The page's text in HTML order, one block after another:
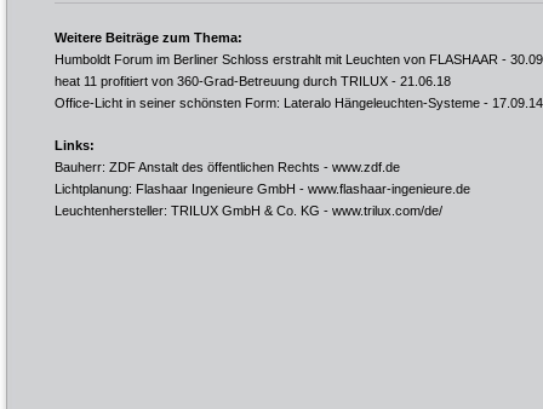
Weitere Beiträge zum Thema:
Humboldt Forum im Berliner Schloss erstrahlt mit Leuchten von FLASHAAR -
heat 11 profitiert von 360-Grad-Betreuung durch TRILUX - 21.06.18
Office-Licht in seiner schönsten Form: Lateralo Hängeleuchten-Systeme - 17.09.14
Links:
Bauherr: ZDF Anstalt des öffentlichen Rechts - www.zdf.de
Lichtplanung: Flashaar Ingenieure GmbH - www.flashaar-ingenieure.de
Leuchtenhersteller: TRILUX GmbH & Co. KG - www.trilux.com/de/